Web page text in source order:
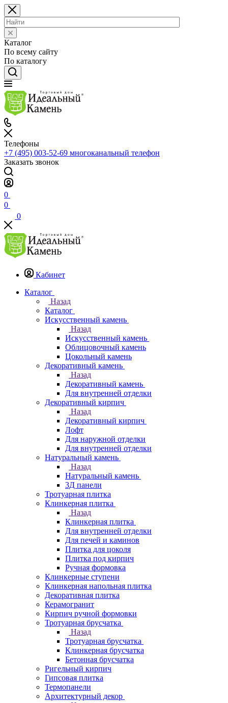
Каталог
По всему сайту
По каталогу
Телефоны
+7 (495) 003-52-69 многоканальный телефон
Заказать звонок
0
0
0
Кабинет
Каталог
Назад
Каталог
Искусственный камень
Назад
Искусственный камень
Облицовочный камень
Цокольный камень
Декоративный камень
Назад
Декоративный камень
Для внутренней отделки
Декоративный кирпич
Назад
Декоративный кирпич
Лофт
Для наружной отделки
Для внутренней отделки
Натуральный камень
Назад
Натуральный камень
3Д панели
Тротуарная плитка
Клинкерная плитка
Назад
Клинкерная плитка
Для внутренней отделки
Для печей и каминов
Плитка для цоколя
Плитка под кирпич
Ручная формовка
Клинкерные ступени
Клинкерная напольная плитка
Декоративная плитка
Керамогранит
Кирпич ручной формовки
Тротуарная брусчатка
Назад
Тротуарная брусчатка
Клинкерная брусчатка
Бетонная брусчатка
Ригельный кирпич
Гипсовая плитка
Термопанели
Архитектурный декор